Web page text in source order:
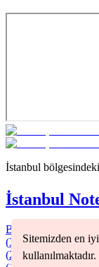
Sitemizden en
İstanbul
İstanbul
Bağcılar
(3 Büyükçekmece (1
(2 Pendik(2)